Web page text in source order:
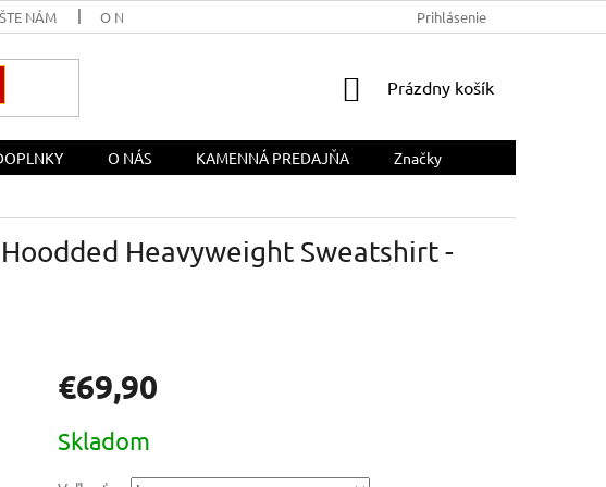
NÁM O NÁS Prihlásenie
NÁKUPNÝ
Prázdny košík
O NÁS KAMENNÁ PREDAJŇA
Značky
Hoodded Heavyweight Sweatshirt -
€69,90
cena:
Skladom